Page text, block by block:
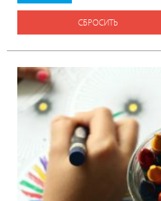
СБРОСИТЬ